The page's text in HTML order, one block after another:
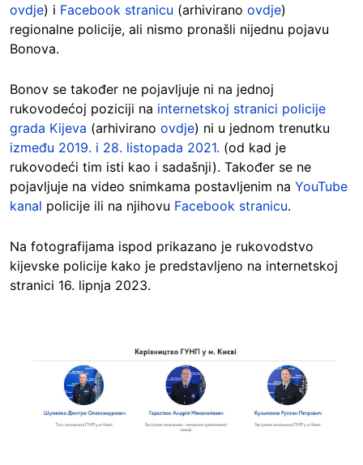
ovdje) i Facebook stranicu (arhivirano ovdje)
regionalne policije, ali nismo pronašli nijednu pojavu
Bonova.
Bonov se također ne pojavljuje ni na jednoj
rukovodećoj poziciji na internetskoj stranici policije
grada Kijeva (arhivirano ovdje) ni u jednom trenutku
između 2019. i 28. listopada 2021. (od kad je
rukovodeći tim isti kao i sadašnji). Također se ne
pojavljuje na video snimkama postavljenim na YouTube
kanal policije ili na njihovu Facebook stranicu.
Na fotografijama ispod prikazano je rukovodstvo
kijevske policije kako je predstavljeno na internetskoj
stranici 16. lipnja 2023.